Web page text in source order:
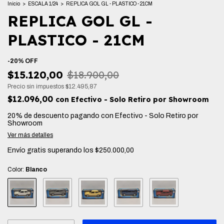
Inicio > ESCALA 1/24 > REPLICA GOL GL - PLASTICO - 21CM
REPLICA GOL GL -
PLASTICO - 21CM
-20% OFF
$15.120,00 $18.900,00
Precio sin impuestos $12.495,87
$12.096,00 con Efectivo - Solo Retiro por Showroom
20% de descuento pagando con Efectivo - Solo Retiro por
Showroom
Ver más detalles
Envío gratis superando los $250.000,00
Color: Blanco